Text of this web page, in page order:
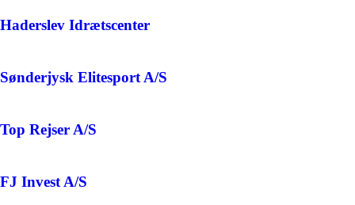
Haderslev Idrætscenter
Sønderjysk Elitesport A/S
Top Rejser A/S
FJ Invest A/S